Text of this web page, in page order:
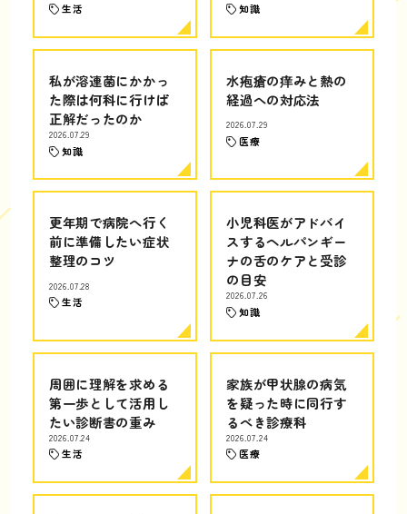
生活 知識
私が溶連菌にかかっ
た際は何科に行けば
正解だったのか
2026.07.29
知識
水疱瘡の痒みと熱の
経過への対応法
2026.07.29
医療
更年期で病院へ行く
前に準備したい症状
整理のコツ
2026.07.28
生活
小児科医がアドバイ
スするヘルパンギー
ナの舌のケアと受診
の目安
2026.07.26
知識
周囲に理解を求める
第一歩として活用し
たい診断書の重み
2026.07.24
生活
家族が甲状腺の病気
を疑った時に同行す
るべき診療科
2026.07.24
医療